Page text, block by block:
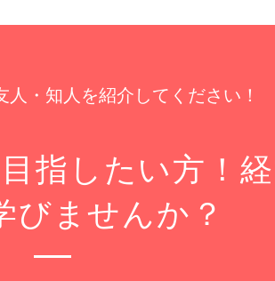
・知人を紹介してください！
指したい方！
びませんか？